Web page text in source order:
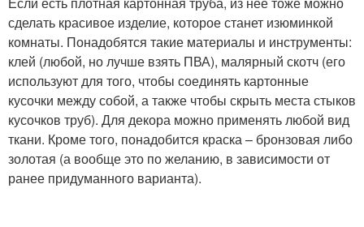
сделать красивое изделие, которое станет изюминкой
комнаты. Понадобятся такие материалы и инструменты:
клей (любой, но лучше взять ПВА), малярный скотч (его
используют для того, чтобы соединять картонные
кусочки между собой, а также чтобы скрыть места стыков
кусочков труб). Для декора можно применять любой вид
ткани. Кроме того, понадобится краска – бронзовая либо
золотая (а вообще это по желанию, в зависимости от
ранее придуманного варианта).